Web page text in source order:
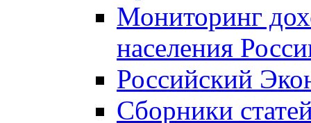
Мониторинг
населения
Российский
Сборники